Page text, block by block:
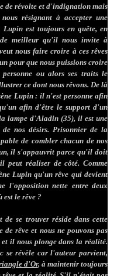
de révolte et d'indignation mais
résignant à accepter une
Lupin est toujours en quête, en
meilleur qu'il nous invite à
nous faire croire à ces rêves
pour que nous puissions croire
ou alors ses traits le
ce dont nous rêvons. De là
Lupin : il n'est personne afin
afin d'être le support d'un
lampe d'Aladin (35), il est une
nos désirs. Prisonnier de la
de combler chacun de nos
il s'appauvrit parce qu'il doit
peut réaliser de côté. Comme
Lupin qu'un rêve qui devient
l'opposition nette entre deux
le rêve ?
se trouver réside dans cette
rêve et nous ne pouvons pas
il nous plonge dans la réalité.
se révèle car l'auteur parvient,
d'Or, à maintenir toujours